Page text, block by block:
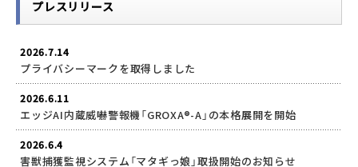
プレスリリース
2026.7.14
プライバシーマークを取得しました
2026.6.11
エッジAI内蔵威嚇警報機「GROXA®-A」の本格展開を開始
2026.6.4
害獣捕獲監視システム「マタギっ娘」取扱開始のお知らせ